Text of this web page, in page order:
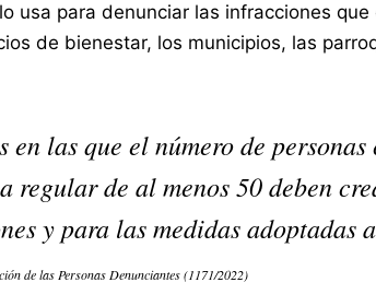
usa para denunciar las infracciones
de bienestar, los municipios, las
en las que el número de
regular de al menos 50 deben
y para las medidas adoptadas
de las Personas Denunciantes (1171/2022)